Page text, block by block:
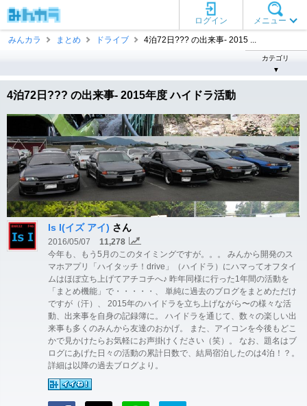
メニュー
ログイン
みんカラ
まとめ ドライブ 4泊72日??? の出来事- 2015 ...
カテゴリ
▼
4泊72日??? の出来事- 2015年度 ハイドラ活動
Is I(イズ アイ) さん
2016/05/07
11,278
今年も、もう5月のこのタイミングですが。。。 みんから開発のス
マホアプリ「ハイタッチ！drive」（ハイドラ）にハマってオフタイ
ムはほぼ立ち上げてアチコチへ♪ 昨年同様に行った1年間の活動を
「まとめ機能」で・・・・・、 単純に過去のブログをまとめただけ
ですが（汗）、 2015年のハイドラを立ち上げながら〜の様々な活
動、出来事を自身の記録簿に。 ハイドラを通じて、数々の楽しい出
来事も多くのみんから友達のおかげ。 また、アイコンを今後もどこ
かで見かけたらお気軽にお声掛けください（笑）。 なお、題名はブ
ログにあげた日々の活動の累計日数で、結局宿泊したのは4泊！？。
詳細は以降の過去ブログより。